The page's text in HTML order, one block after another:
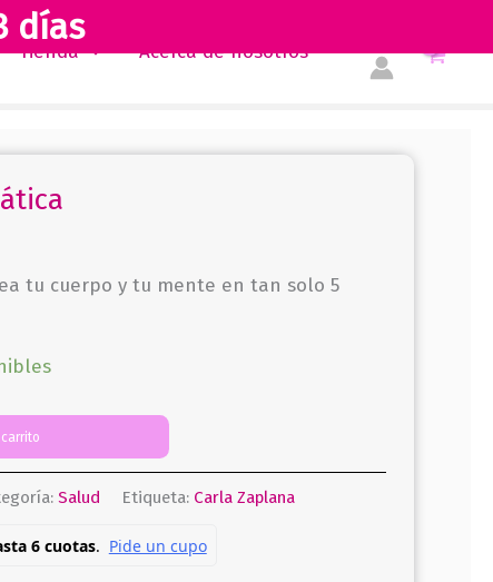
días
Tienda
Acerca de nosotros
tu cuerpo y tu mente en tan solo 5
Salud Etiqueta: Carla Zaplana